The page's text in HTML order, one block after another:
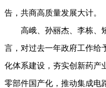
告，共商高质量发展大计。
高峨、孙丽杰、李栋、
言，对过去一年政府工作给
化体系建设，夯实创新药产
零部件国产化，推动集成电